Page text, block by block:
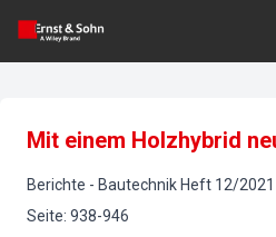
Mit einem Holzhybrid
Berichte - Bautechnik Heft 12/2021
Seite: 938-946